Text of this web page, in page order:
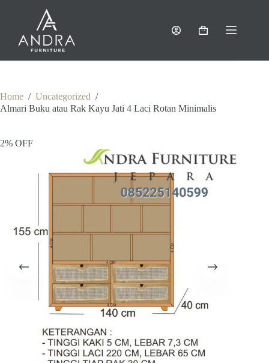
Shopping
Home / Uncategorized /
Almari Buku atau Rak Kayu Jati 4 Laci Rotan Minimalis
2% OFF